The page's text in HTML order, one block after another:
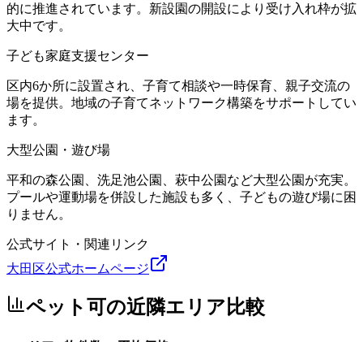
的に推進されています。新設園の開設により受け入れ枠が拡
大中です。
子ども家庭支援センター
区内6か所に設置され、子育て相談や一時保育、親子交流の
場を提供。地域の子育てネットワーク構築をサポートしてい
ます。
大型公園・遊び場
平和の森公園、洗足池公園、萩中公園など大型公園が充実。
プールや運動場を併設した施設も多く、子どもの遊び場に困
りません。
公式サイト・関連リンク
大田区公式ホームページ
ペット可の近隣エリア比較